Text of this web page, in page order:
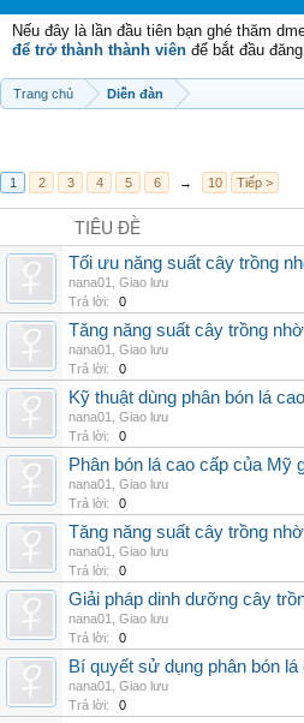
Nếu đây là lần đầu tiên bạn ghé thăm
để trở thành thành viên để bắt đầu
Trang chủ Diễn đàn
1 2 3 4 5 6 → 10 Tiếp >
TIÊU ĐỀ
Tối ưu năng suất cây trồng
nana01
Giao lưu
Trả lời:
0
Tăng năng suất cây trồng
nana01
Giao lưu
Trả lời:
0
Kỹ thuật dùng phân bón lá
nana01
Giao lưu
Trả lời:
0
Phân bón lá cao cấp của Mỹ
nana01
Giao lưu
Trả lời:
0
Tăng năng suất cây trồng
nana01
Giao lưu
Trả lời:
0
Giải pháp dinh dưỡng cây
nana01
Giao lưu
Trả lời:
0
Bí quyết sử dụng phân bón
nana01
Giao lưu
Trả lời:
0